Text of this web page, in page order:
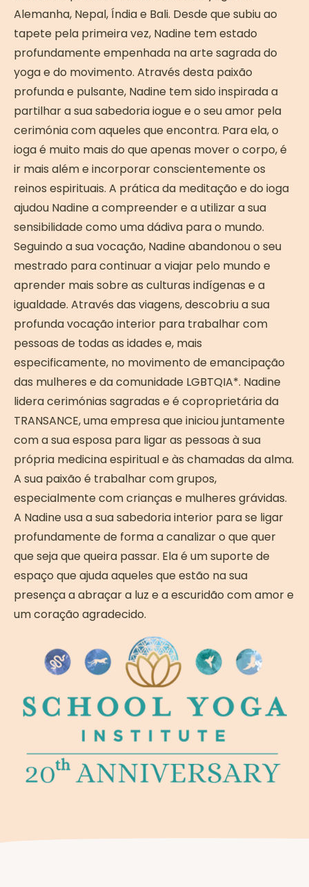
Alemanha, Nepal, Índia e Bali. Desde que subiu ao
tapete pela primeira vez, Nadine tem estado
profundamente empenhada na arte sagrada do
yoga e do movimento. Através desta paixão
profunda e pulsante, Nadine tem sido inspirada a
partilhar a sua sabedoria iogue e o seu amor pela
cerimónia com aqueles que encontra. Para ela, o
ioga é muito mais do que apenas mover o corpo, é
ir mais além e incorporar conscientemente os
reinos espirituais. A prática da meditação e do ioga
ajudou Nadine a compreender e a utilizar a sua
sensibilidade como uma dádiva para o mundo.
Seguindo a sua vocação, Nadine abandonou o seu
mestrado para continuar a viajar pelo mundo e
aprender mais sobre as culturas indígenas e a
igualdade. Através das viagens, descobriu a sua
profunda vocação interior para trabalhar com
pessoas de todas as idades e, mais
especificamente, no movimento de emancipação
das mulheres e da comunidade LGBTQIA*. Nadine
lidera cerimónias sagradas e é coproprietária da
TRANSANCE, uma empresa que iniciou juntamente
com a sua esposa para ligar as pessoas à sua
própria medicina espiritual e às chamadas da alma.
A sua paixão é trabalhar com grupos,
especialmente com crianças e mulheres grávidas.
A Nadine usa a sua sabedoria interior para se ligar
profundamente de forma a canalizar o que quer
que seja que queira passar. Ela é um suporte de
espaço que ajuda aqueles que estão na sua
presença a abraçar a luz e a escuridão com amor e
um coração agradecido.